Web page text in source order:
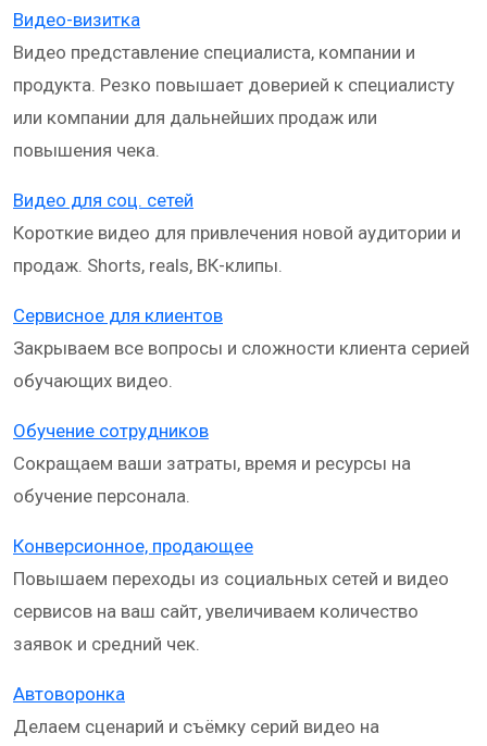
Видео-визитка
Видео представление специалиста, компании и
продукта. Резко повышает доверией к специалисту
или компании для дальнейших продаж или
повышения чека.
Видео для соц. сетей
Короткие видео для привлечения новой аудитории и
продаж. Shorts, reals, ВК-клипы.
Сервисное для клиентов
Закрываем все вопросы и сложности клиента серией
обучающих видео.
Обучение сотрудников
Сокращаем ваши затраты, время и ресурсы на
обучение персонала.
Конверсионное, продающее
Повышаем переходы из социальных сетей и видео
сервисов на ваш сайт, увеличиваем количество
заявок и средний чек.
Автоворонка
Делаем сценарий и съёмку серий видео на